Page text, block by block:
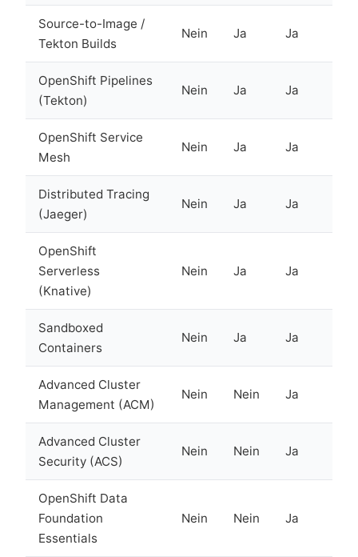
Source-to-Image /
Tekton Builds
Nein Ja Ja
OpenShift Pipelines
(Tekton)
Nein Ja Ja
OpenShift Service
Mesh
Nein Ja Ja
Distributed Tracing
(Jaeger)
Nein Ja Ja
OpenShift
Serverless
(Knative)
Nein Ja Ja
Sandboxed
Containers
Nein Ja Ja
Advanced Cluster
Management (ACM)
Nein Nein Ja
Advanced Cluster
Security (ACS)
Nein Nein Ja
OpenShift Data
Foundation
Essentials
Nein Nein Ja